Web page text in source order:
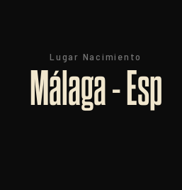
Lugar Nacimiento
Málaga - Esp